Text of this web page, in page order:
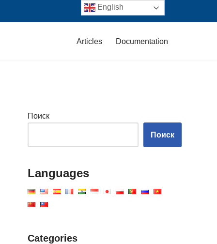
Articles Documentation
Поиск
Поиск
Languages
Categories
English